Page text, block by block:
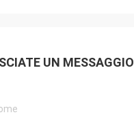
UN MESSAGGIO